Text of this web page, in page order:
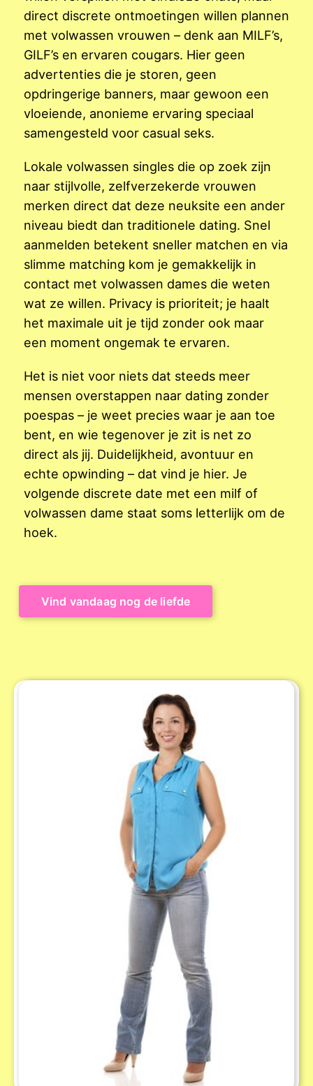
direct discrete ontmoetingen willen plannen
met volwassen vrouwen – denk aan MILF’s,
GILF’s en ervaren cougars. Hier geen
advertenties die je storen, geen
opdringerige banners, maar gewoon een
vloeiende, anonieme ervaring speciaal
samengesteld voor casual seks.
Lokale volwassen singles die op zoek zijn
naar stijlvolle, zelfverzekerde vrouwen
merken direct dat deze neuksite een ander
niveau biedt dan traditionele dating. Snel
aanmelden betekent sneller matchen en via
slimme matching kom je gemakkelijk in
contact met volwassen dames die weten
wat ze willen. Privacy is prioriteit; je haalt
het maximale uit je tijd zonder ook maar
een moment ongemak te ervaren.
Het is niet voor niets dat steeds meer
mensen overstappen naar dating zonder
poespas – je weet precies waar je aan toe
bent, en wie tegenover je zit is net zo
direct als jij. Duidelijkheid, avontuur en
echte opwinding – dat vind je hier. Je
volgende discrete date met een milf of
volwassen dame staat soms letterlijk om de
hoek.
Vind vandaag nog de liefde